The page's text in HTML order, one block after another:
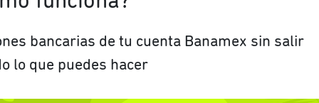
bancarias de tu cuenta Banamex sin salir
lo que puedes hacer